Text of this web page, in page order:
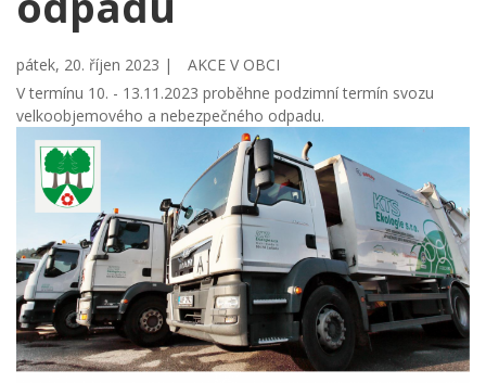
pátek, 20. říjen 2023 |
AKCE V OBCI
V termínu 10. - 13.11.2023 proběhne podzimní termín svozu
velkoobjemového a nebezpečného odpadu.